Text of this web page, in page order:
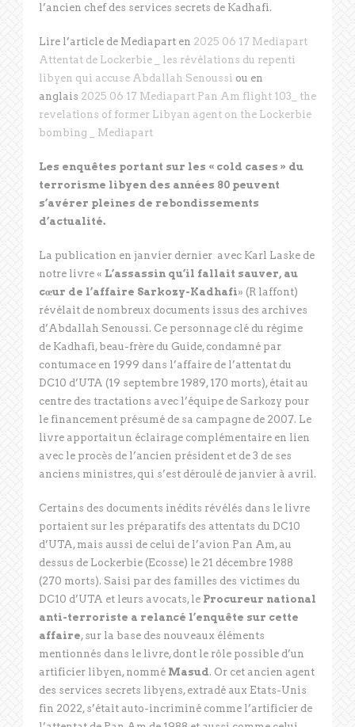
l’ancien chef des services secrets de Kadhafi.
Lire l’article de Mediapart en 2025 06 17 Mediapart
Attentat de Lockerbie _ les révélations du repenti
libyen qui accuse Abdallah Senoussi ou en
anglais 2025 06 17 Mediapart Pan Am flight 103_ the
revelations of former Libyan agent on the Lockerbie
bombing _ Mediapart
Les enquêtes portant sur les « cold cases » du
terrorisme libyen des années 80 peuvent
s’avérer pleines de rebondissements
d’actualité.
La publication en janvier dernier avec Karl Laske de
notre livre « L’assassin qu’il fallait sauver, au
cœur de l’affaire Sarkozy-Kadhafi» (R laffont)
révélait de nombreux documents issus des archives
d’Abdallah Senoussi. Ce personnage clé du régime
de Kadhafi, beau-frère du Guide, condamné par
contumace en 1999 dans l’affaire de l’attentat du
DC10 d’UTA (19 septembre 1989, 170 morts), était au
centre des tractations avec l’équipe de Sarkozy pour
le financement présumé de sa campagne de 2007. Le
livre apportait un éclairage complémentaire en lien
avec le procès de l’ancien président et de 3 de ses
anciens ministres, qui s’est déroulé de janvier à avril.
Certains des documents inédits révélés dans le livre
portaient sur les préparatifs des attentats du DC10
d’UTA, mais aussi de celui de l’avion Pan Am, au
dessus de Lockerbie (Ecosse) le 21 décembre 1988
(270 morts). Saisi par des familles des victimes du
DC10 d’UTA et leurs avocats, le Procureur national
anti-terroriste a relancé l’enquête sur cette
affaire, sur la base des nouveaux éléments
mentionnés dans le livre, dont le rôle possible d’un
artificier libyen, nommé Masud. Or cet ancien agent
des services secrets libyens, extradé aux Etats-Unis
fin 2022, s’était auto-incriminé comme l’artificier de